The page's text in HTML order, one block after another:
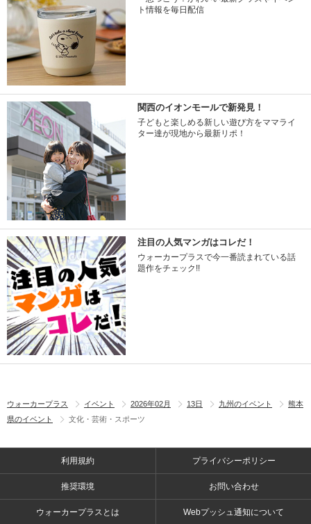
ト情報を毎日配信
関西のイオンモールで新発見！
子どもと楽しめる新しい遊び方をママライ
ター達が現地から最新リポ！
注目の人気マンガはコレだ！
ウォーカープラスで今一番読まれている話
題作をチェック!!
ウォーカープラス イベント 2026年02月 13日 九州のイベント
熊本
県のイベント
文化・芸術・スポーツ
利用規約 プライバシーポリシー
推奨環境 お問い合わせ
ウォーカープラスとは Webプッシュ通知について